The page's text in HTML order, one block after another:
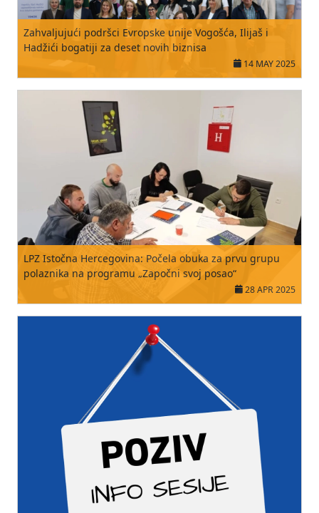
Zahvaljujući podršci Evropske unije Vogošća, Ilijaš i
Hadžići bogatiji za deset novih biznisa
14 MAY 2025
LPZ Istočna Hercegovina: Počela obuka za prvu grupu
polaznika na programu „Započni svoj posao“
28 APR 2025